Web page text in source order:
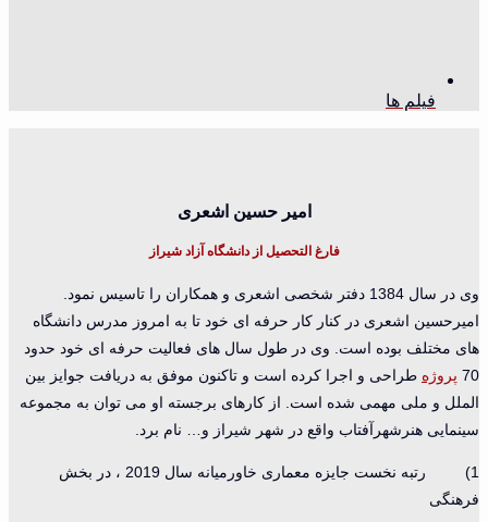
فیلم ها
امیر حسین اشعری
فارغ التحصیل از دانشگاه آزاد شیراز
وی در سال 1384 دفتر شخصی اشعری و همکاران را تاسیس نمود.
امیرحسین اشعری در کنار کار حرفه ای خود تا به امروز مدرس دانشگاه
های مختلف بوده است. وی در طول سال های فعالیت حرفه ای خود حدود
70 پروژه طراحی و اجرا کرده است و تاکنون موفق به دریافت جوایز بین
الملل و ملی مهمی شده است. از کارهای برجسته او می توان به مجموعه
سینمایی هنرشهرآفتاب واقع در شهر شیراز و… نام برد.
1) رتبه نخست جایزه معماری خاورمیانه سال 2019 ، در بخش
فرهنگی